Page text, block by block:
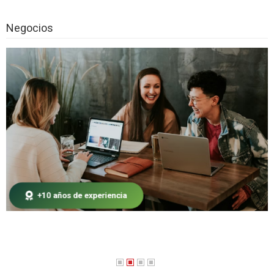
Distribuidor Televés son productos de
Qué tener en cuenta a la hora de elegir
servicios de construcción
Coaching de equipos como herramienta
vital en la planificación
¿Qué tipo de puertas especiales elegir
para el interior de una oficina?
Las ventajas de comprar una vivienda en
el Oriente Antioqueño
Negocios